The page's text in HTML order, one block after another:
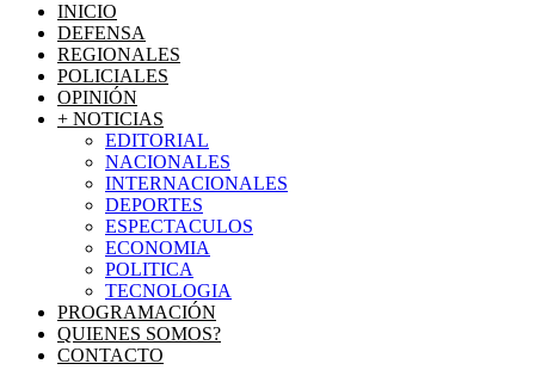
INICIO
DEFENSA
REGIONALES
POLICIALES
OPINIÓN
+ NOTICIAS
EDITORIAL
NACIONALES
INTERNACIONALES
DEPORTES
ESPECTACULOS
ECONOMIA
POLITICA
TECNOLOGIA
PROGRAMACIÓN
QUIENES SOMOS?
CONTACTO